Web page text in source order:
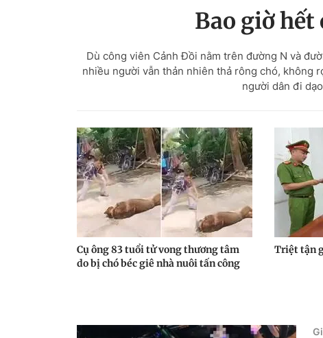
Bao giờ hết
Dù công viên Cảnh Đồi nằm trên đường N và
nhiều người vẫn thản nhiên thả rông chó, không
người dân đi
Cụ ông 83 tuổi tử vong thương tâm
do bị chó béc giê nhà nuôi tấn công
Triệt tận